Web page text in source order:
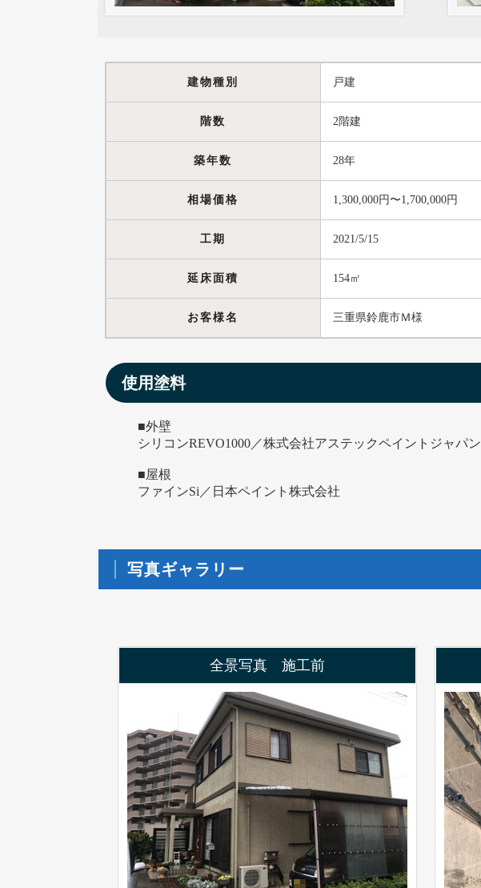
建物種別 戸建
階数 2階建
築年数 28年
相場価格 1,300,000円〜1,700,000円
工期 2021/5/15
延床面積 154㎡
お客様名 三重県鈴鹿市Ｍ様
使用塗料
■外壁
シリコンREVO1000／株式会社アステックペイントジャパン
■屋根
ファインSi／日本ペイント株式会社
写真ギャラリー
全景写真 施工前